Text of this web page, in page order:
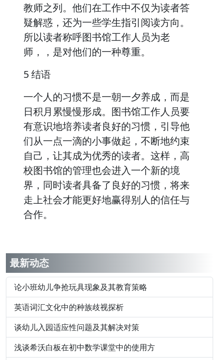
教师之列。他们在工作中不仅为读者答
疑解惑，还为一些学生指引阅读方向。
所以读者称呼图书馆工作人员为老
师，，是对他们的一种尊重。
5 结语
一个人的习惯不是一朝一夕养成，而是
日积月累慢慢形成。图书馆工作人员要
有意识地培养读者良好的习惯，引导他
们从一点一滴的小事做起，不断地约束
自己，让其成为优秀的读者。这样，高
校图书馆的管理也会进入一个新的境
界，同时读者具备了良好的习惯，将来
走上社会才能更好地赢得别人的信任与
合作。
最新动态
论小班幼儿争抢玩具现象及其教育策略
英语词汇文化中的种族歧视探析
谈幼儿入园适应性问题及其解决对策
浅谈希沃白板在初中数学课堂中的使用方